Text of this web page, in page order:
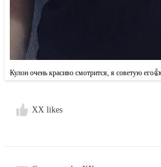
Кулон очень красиво смотрится, я советую
XX likes